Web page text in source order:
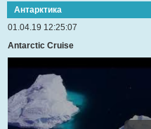
Антарктика
01.04.19 12:25:07
Antarctic Cruise